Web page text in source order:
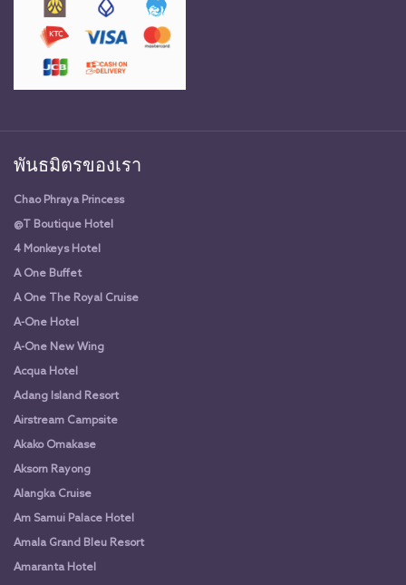
พันธมิตรของเรา
Chao Phraya Princess
@T Boutique Hotel
4 Monkeys Hotel
A One Buffet
A One The Royal Cruise
A-One Hotel
A-One New Wing
Acqua Hotel
Adang Island Resort
Airstream Campsite
Akako Omakase
Aksorn Rayong
Alangka Cruise
Am Samui Palace Hotel
Amala Grand Bleu Resort
Amaranta Hotel